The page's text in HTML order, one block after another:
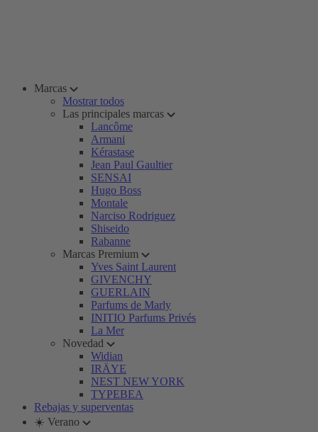
Marcas
Mostrar todos
Las principales marcas
Lancôme
Armani
Kérastase
Jean Paul Gaultier
SENSAI
Hugo Boss
Montale
Narciso Rodriguez
Shiseido
Rabanne
Marcas Premium
Yves Saint Laurent
GIVENCHY
GUERLAIN
Parfums de Marly
INITIO Parfums Privés
La Mer
Novedad
Widian
IRÄYE
NEST NEW YORK
TYPEBEA
Rebajas y superventas
☀️ Verano